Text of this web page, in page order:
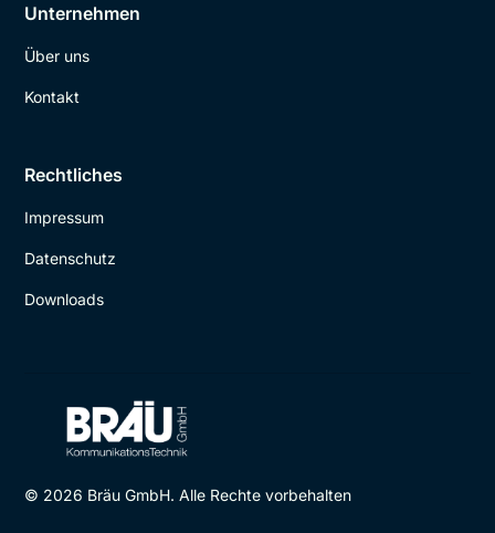
Unternehmen
Über uns
Kontakt
Rechtliches
Impressum
Datenschutz
Downloads
© 2026 Bräu GmbH. Alle Rechte vorbehalten